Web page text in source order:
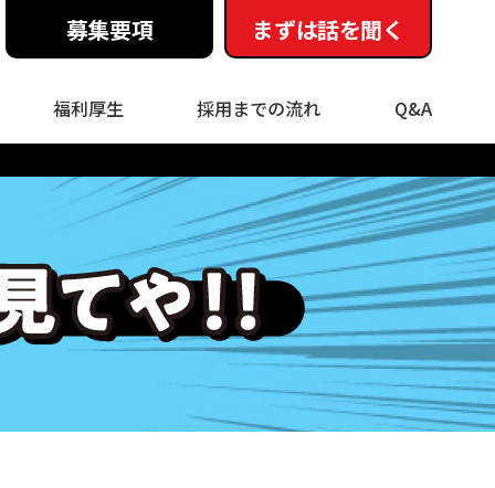
募集要項 まずは話を聞く
福利厚生 採用までの流れ Q&A